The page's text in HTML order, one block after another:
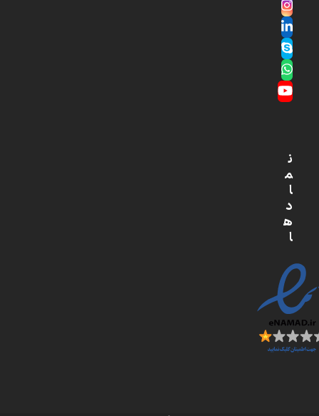
Instagram
LinkedIn
Skype
Whatsapp
YouTube
ن
م
ا
د
ه
ا